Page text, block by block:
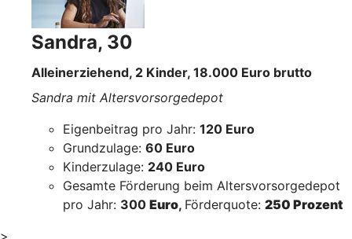
Sandra, 30
Alleinerziehend, 2 Kinder, 18.000 Euro brutto
Sandra mit Altersvorsorgedepot
Eigenbeitrag pro Jahr: 120 Euro
Grundzulage: 60 Euro
Kinderzulage: 240 Euro
Gesamte Förderung beim Altersvorsorgedepot
pro Jahr: 300 Euro, Förderquote: 250 Prozent
>